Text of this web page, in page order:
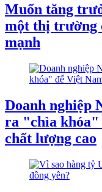
Muốn tăng
một thị trường
mạnh
Doanh nghiệp
ra "chìa khóa"
chất lượng cao